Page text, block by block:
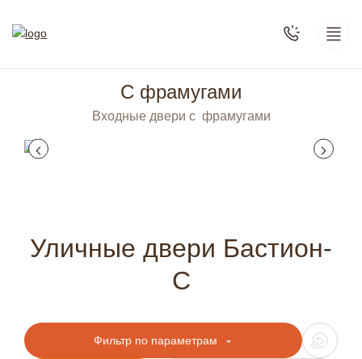
С фрамугами
Входные двери с фрамугами
Уличные двери Бастион-
С
Фильтр по параметрам